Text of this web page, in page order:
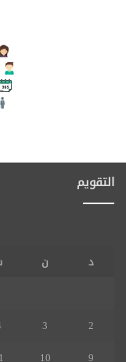
التقويم
د
ن
2
3
9
10